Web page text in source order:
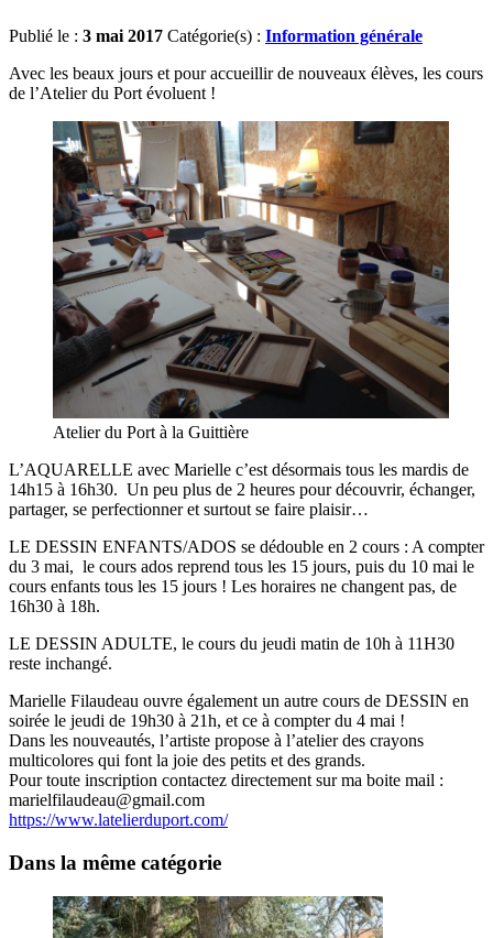
Publié le : 3 mai 2017 Catégorie(s) : Information générale
Avec les beaux jours et pour accueillir de nouveaux élèves, les cours
de l’Atelier du Port évoluent !
Atelier du Port à la Guittière
L’AQUARELLE avec Marielle c’est désormais tous les mardis de
14h15 à 16h30. Un peu plus de 2 heures pour découvrir, échanger,
partager, se perfectionner et surtout se faire plaisir…
LE DESSIN ENFANTS/ADOS se dédouble en 2 cours : A compter
du 3 mai, le cours ados reprend tous les 15 jours, puis du 10 mai le
cours enfants tous les 15 jours ! Les horaires ne changent pas, de
16h30 à 18h.
LE DESSIN ADULTE, le cours du jeudi matin de 10h à 11H30
reste inchangé.
Marielle Filaudeau ouvre également un autre cours de DESSIN en
soirée le jeudi de 19h30 à 21h, et ce à compter du 4 mai !
Dans les nouveautés, l’artiste propose à l’atelier des crayons
multicolores qui font la joie des petits et des grands.
Pour toute inscription contactez directement sur ma boite mail :
marielfilaudeau@gmail.com
https://www.latelierduport.com/
Dans la même catégorie